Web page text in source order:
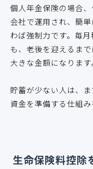
個人年金保険の場合
会社で運用され、簡
わば強制力です。毎
も、老後を迎えるま
大きな金額になります
貯蓄が少ない人は、
資金を準備する仕組み
生命保険料控除